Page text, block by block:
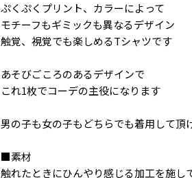
ぷくぷくプリント、カラーによって
モチーフもギミックも異なるデザイン
触覚、視覚でも楽しめるTシャツです
あそびごころのあるデザインで
これ1枚でコーデの主役になります
男の子も女の子もどちらでも着用して頂
■素材
触れたときにひんやり感じる加工を施し